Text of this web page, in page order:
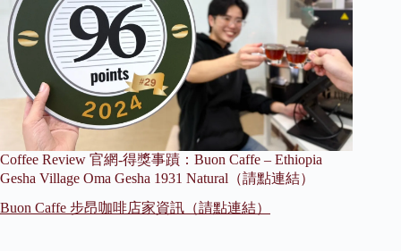
Coffee Review 官網-得獎事蹟：Buon Caffe – Ethiopia
Gesha Village Oma Gesha 1931 Natural（請點連結）
Buon Caffe 步昂咖啡店家資訊（請點連結）